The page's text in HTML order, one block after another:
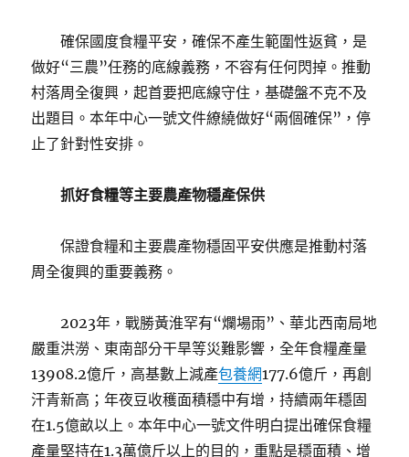
確保國度食糧平安，確保不產生範圍性返貧，是
做好“三農”任務的底線義務，不容有任何閃掉。推動
村落周全復興，起首要把底線守住，基礎盤不克不及
出題目。本年中心一號文件繚繞做好“兩個確保”，停
止了針對性安排。
抓好食糧等主要農產物穩產保供
保證食糧和主要農產物穩固平安供應是推動村落
周全復興的重要義務。
2023年，戰勝黃淮罕有“爛場雨”、華北西南局地
嚴重洪澇、東南部分干旱等災難影響，全年食糧產量
13908.2億斤，高基數上減產包養網177.6億斤，再創
汗青新高；年夜豆收穫面積穩中有增，持續兩年穩固
在1.5億畝以上。本年中心一號文件明白提出確保食糧
產量堅持在1.3萬億斤以上的目的，重點是穩面積、增